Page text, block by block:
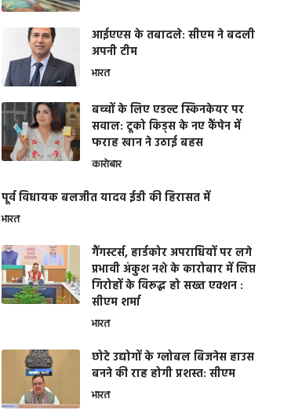
आईएएस के तबादले: सीएम ने बदली
अपनी टीम
भारत
बच्चों के लिए एडल्ट स्किनकेयर पर
सवाल: टूको किड्स के नए कैंपेन में
फराह खान ने उठाई बहस
कारोबार
पूर्व विधायक बलजीत यादव ईडी की हिरासत में
भारत
गैंगस्टर्स, हार्डकोर अपराधियों पर लगे
प्रभावी अंकुश नशे के कारोबार में लिप्त
गिरोहों के विरूद्ध हो सख्त एक्शन :
सीएम शर्मा
भारत
छोटे उद्योगों के ग्लोबल बिजनेस हाउस
बनने की राह होगी प्रशस्त: सीएम
भारत